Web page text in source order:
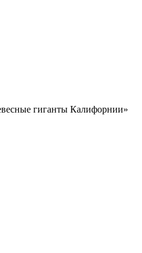
гиганты Калифорнии»